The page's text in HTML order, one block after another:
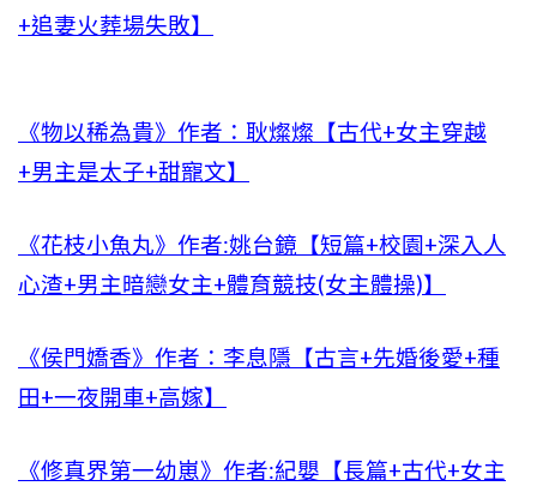
+追妻火葬場失敗】
《物以稀為貴》作者：耿燦燦【古代+女主穿越
+男主是太子+甜寵文】
《花枝小魚丸》作者:姚台鏡【短篇+校園+深入人
心渣+男主暗戀女主+體育競技(女主體操)】
《侯門嬌香》作者：李息隱【古言+先婚後愛+種
田+一夜開車+高嫁】
《修真界第一幼崽》作者:紀嬰【長篇+古代+女主